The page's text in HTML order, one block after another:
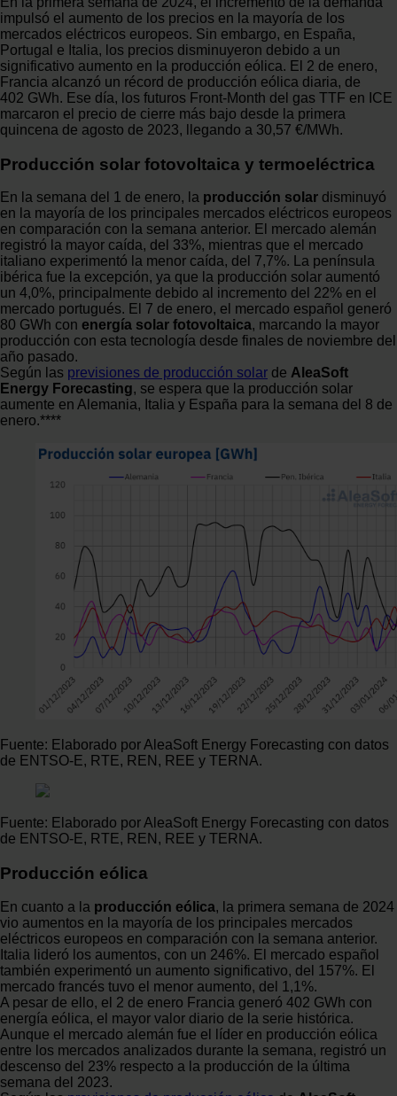
impulsó el aumento de los precios en la mayoría de los
mercados eléctricos europeos. Sin embargo, en España,
Portugal e Italia, los precios disminuyeron debido a un
significativo aumento en la producción eólica. El 2 de enero,
Francia alcanzó un récord de producción eólica diaria, de
402 GWh. Ese día, los futuros Front‑Month del gas TTF en ICE
marcaron el precio de cierre más bajo desde la primera
quincena de agosto de 2023, llegando a 30,57 €/MWh.
Producción solar fotovoltaica y termoeléctrica
En la semana del 1 de enero, la producción solar disminuyó
en la mayoría de los principales mercados eléctricos europeos
en comparación con la semana anterior. El mercado alemán
registró la mayor caída, del 33%, mientras que el mercado
italiano experimentó la menor caída, del 7,7%. La península
ibérica fue la excepción, ya que la producción solar aumentó
un 4,0%, principalmente debido al incremento del 22% en el
mercado portugués. El 7 de enero, el mercado español generó
80 GWh con energía solar fotovoltaica, marcando la mayor
producción con esta tecnología desde finales de noviembre del
año pasado.
Según las previsiones de producción solar de AleaSoft
Energy Forecasting, se espera que la producción solar
aumente en Alemania, Italia y España para la semana del 8 de
enero.****
Fuente: Elaborado por AleaSoft Energy Forecasting con datos
de ENTSO-E, RTE, REN, REE y TERNA.
Fuente: Elaborado por AleaSoft Energy Forecasting con datos
de ENTSO-E, RTE, REN, REE y TERNA.
Producción eólica
En cuanto a la producción eólica, la primera semana de 2024
vio aumentos en la mayoría de los principales mercados
eléctricos europeos en comparación con la semana anterior.
Italia lideró los aumentos, con un 246%. El mercado español
también experimentó un aumento significativo, del 157%. El
mercado francés tuvo el menor aumento, del 1,1%.
A pesar de ello, el 2 de enero Francia generó 402 GWh con
energía eólica, el mayor valor diario de la serie histórica.
Aunque el mercado alemán fue el líder en producción eólica
entre los mercados analizados durante la semana, registró un
descenso del 23% respecto a la producción de la última
semana del 2023.